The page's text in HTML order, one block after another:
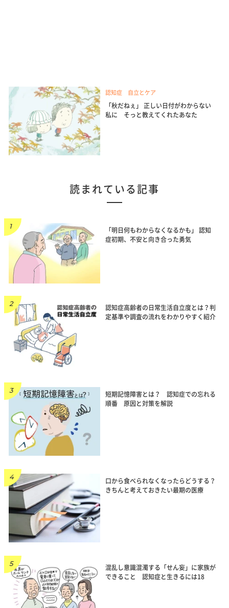
認知症 自立とケア
「秋だねぇ」 正しい日付がわからない
私に そっと教えてくれたあなた
読まれている記事
「明日何もわからなくなるかも」 認知
症初期、不安と向き合った勇気
認知症高齢者の日常生活自立度とは？判
定基準や調査の流れをわかりやすく紹介
短期記憶障害とは？ 認知症での忘れる
順番 原因と対策を解説
口から食べられなくなったらどうする？
きちんと考えておきたい最期の医療
混乱し意識混濁する「せん妄」に家族が
できること 認知症と生きるには18